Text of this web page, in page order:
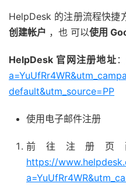
HelpDesk 的注册流程快捷
创建帐户 ，也 可以使用
HelpDesk 官网注册地址 ：
default&utm_source=PP
使用电子邮件注册
前往注册页
https://